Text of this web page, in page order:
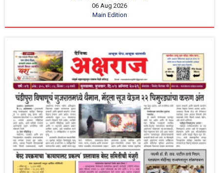
06 Aug 2026
Main Edition